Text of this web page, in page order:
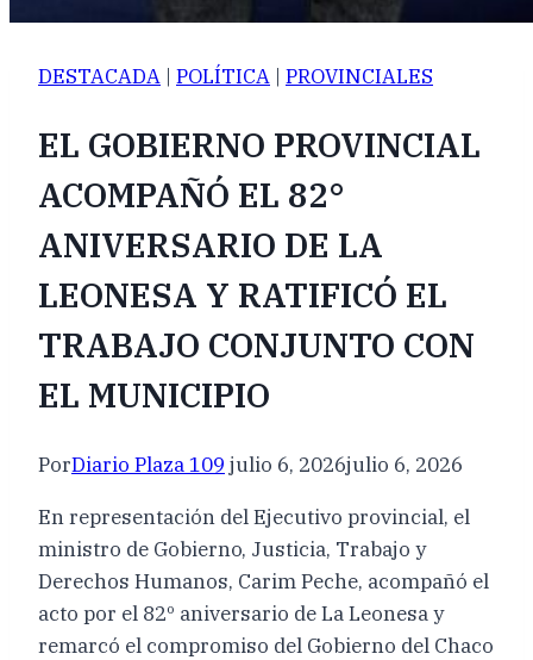
DESTACADA | POLÍTICA | PROVINCIALES
EL GOBIERNO PROVINCIAL
ACOMPAÑÓ EL 82°
ANIVERSARIO DE LA
LEONESA Y RATIFICÓ EL
TRABAJO CONJUNTO CON
EL MUNICIPIO
PorDiario Plaza 109 julio 6, 2026julio 6, 2026
En representación del Ejecutivo provincial, el
ministro de Gobierno, Justicia, Trabajo y
Derechos Humanos, Carim Peche, acompañó el
acto por el 82º aniversario de La Leonesa y
remarcó el compromiso del Gobierno del Chaco